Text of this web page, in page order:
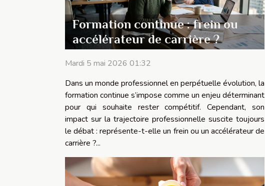
Formation continue : frein ou
accélérateur de carrière ?
Mardi 5 mai 2026 01:32
Dans un monde professionnel en perpétuelle évolution, la
formation continue s’impose comme un enjeu déterminant
pour qui souhaite rester compétitif. Cependant, son
impact sur la trajectoire professionnelle suscite toujours
le débat : représente-t-elle un frein ou un accélérateur de
carrière ?...